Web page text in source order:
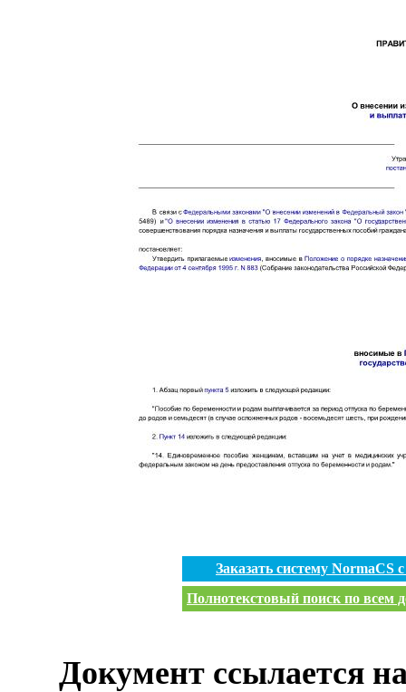
Заказать систему
Полнотекстовый поиск по всем
Документ ссылается